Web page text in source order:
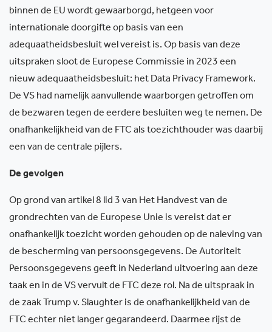
binnen de EU wordt gewaarborgd, hetgeen voor
internationale doorgifte op basis van een
adequaatheidsbesluit wel vereist is. Op basis van deze
uitspraken sloot de Europese Commissie in 2023 een
nieuw adequaatheidsbesluit: het Data Privacy Framework.
De VS had namelijk aanvullende waarborgen getroffen om
de bezwaren tegen de eerdere besluiten weg te nemen. De
onafhankelijkheid van de FTC als toezichthouder was daarbij
een van de centrale pijlers.
De gevolgen
Op grond van artikel 8 lid 3 van Het Handvest van de
grondrechten van de Europese Unie is vereist dat er
onafhankelijk toezicht worden gehouden op de naleving van
de bescherming van persoonsgegevens. De Autoriteit
Persoonsgegevens geeft in Nederland uitvoering aan deze
taak en in de VS vervult de FTC deze rol. Na de uitspraak in
de zaak Trump v. Slaughter is de onafhankelijkheid van de
FTC echter niet langer gegarandeerd. Daarmee rijst de